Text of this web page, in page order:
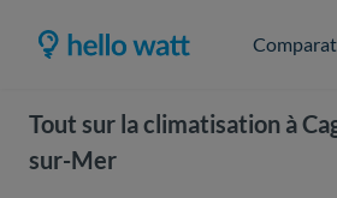
Tout sur la climatisation à
sur-Mer